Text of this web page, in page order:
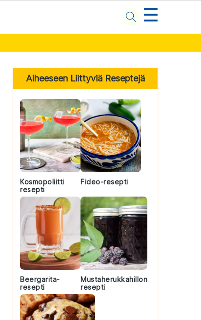
☰
Primary
Sidebar
Aiheeseen Liittyviä Reseptejä
Kosmopoliitti
resepti
Fideo-resepti
Beergarita-
resepti
Mustaherukkahillon
resepti